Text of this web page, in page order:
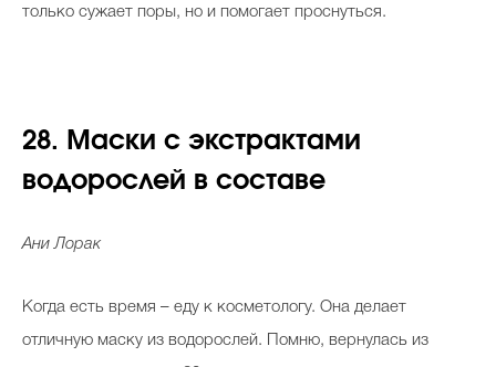
только сужает поры, но и помогает проснуться.
28. Маски с экстрактами
водорослей в составе
Ани Лорак
Когда есть время – еду к косметологу. Она делает
отличную маску из водорослей. Помню, вернулась из